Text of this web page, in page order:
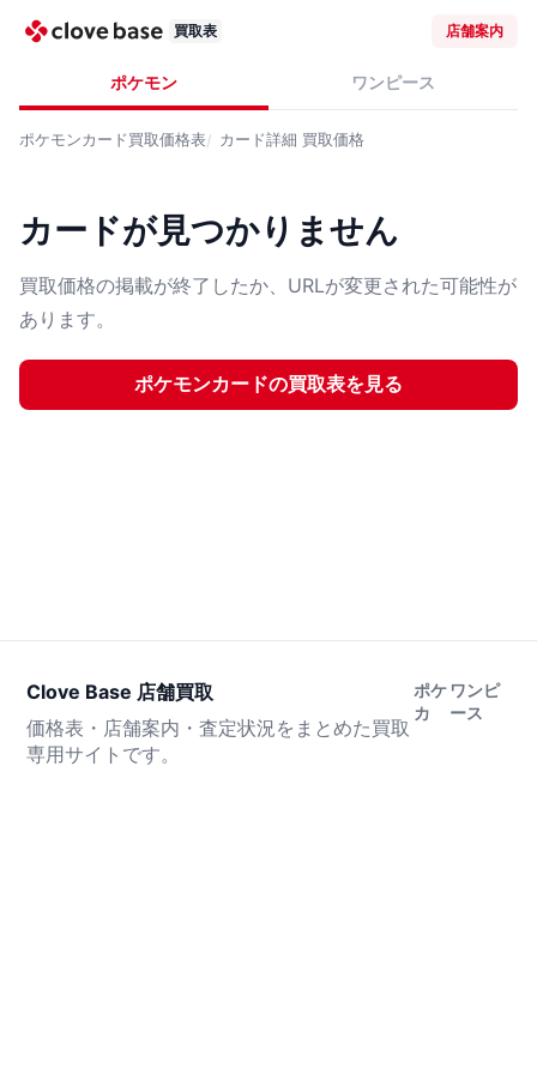
買取表 店舗案内
ポケモン ワンピース
ポケモンカード買取価格表 カード詳細 買取価格
カードが見つかりません
買取価格の掲載が終了したか、URLが変更された可能性が
あります。
ポケモンカードの買取表を見る
Clove Base 店舗買取
価格表・店舗案内・査定状況をまとめた買取
専用サイトです。
ポケ
カ
ワンピ
ース